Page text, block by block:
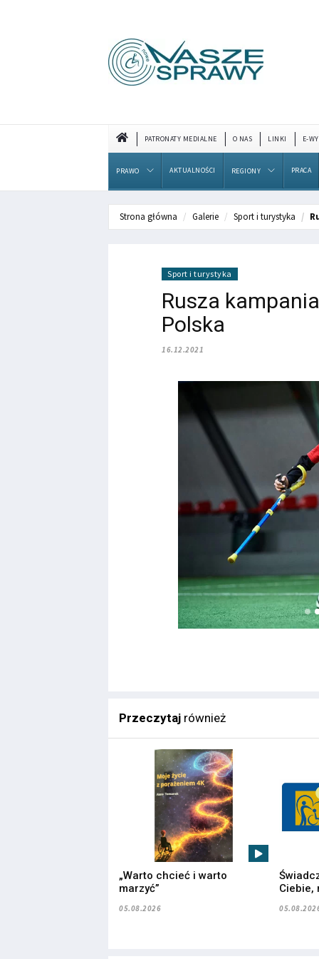
PATRONATY MEDIALNE O NAS LINKI E-
PRAWO AKTUALNOŚCI REGIONY PRACA
Strona główna Galerie Sport i turystyka
Sport i turystyka
Rusza
Polska
16.12.2021
Przeczytaj również
„Warto chcieć i warto
marzyć”
05.08.2026
Ciebie,